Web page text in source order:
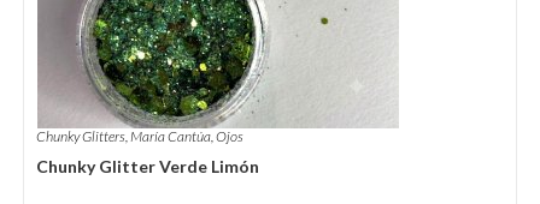
Chunky Glitters,María Cantúa,Ojos
Chunky Glitter Verde Limón